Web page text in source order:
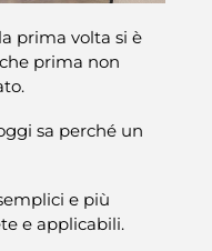
prima volta si è
prima non
sa perché un
e più
e applicabili.